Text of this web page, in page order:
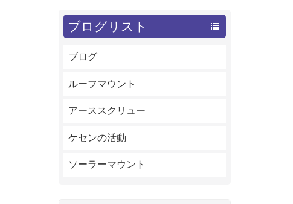
ブログリスト
ブログ
ルーフマウント
アーススクリュー
ケセンの活動
ソーラーマウント